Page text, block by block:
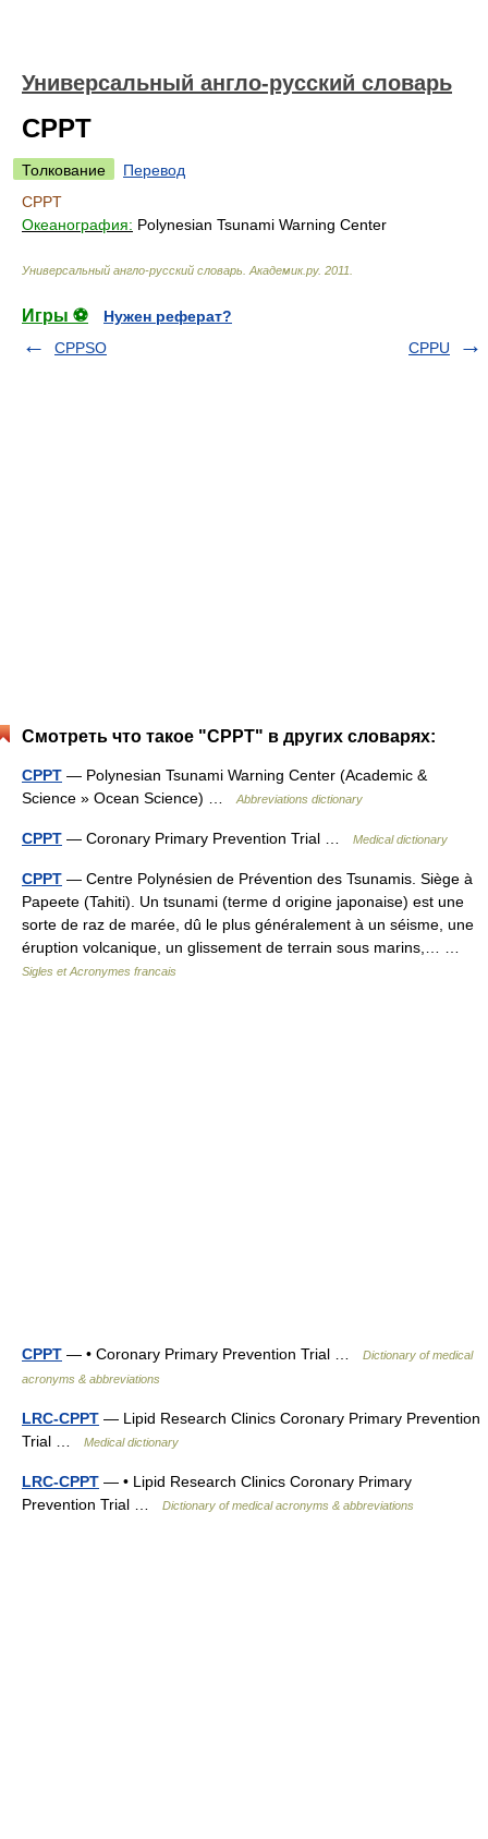
Универсальный англо-русский словарь
CPPT
Толкование
Перевод
CPPT
Океанография: Polynesian Tsunami Warning Center
Универсальный англо-русский словарь Академик.ру. 2011
Игры ⚽
Нужен реферат?
CPPSO
CPPU
Смотреть что такое "CPPT" в других словарях:
CPPT — Polynesian Tsunami Warning Center (Academic &
Science » Ocean Science) …
Abbreviations dictionary
CPPT — Coronary Primary Prevention Trial … Medical dictionary
CPPT — Centre Polynésien de Prévention des Tsunamis. Siège à
Papeete (Tahiti). Un tsunami (terme d origine japonaise) est une
sorte de raz de marée, dû le plus généralement à un séisme, une
éruption volcanique, un glissement de terrain sous marins,… …
Sigles et Acronymes francais
CPPT — • Coronary Primary Prevention Trial …
Dictionary of medical
acronyms & abbreviations
LRC-CPPT — Lipid Research Clinics Coronary Primary Prevention
Trial …
Medical dictionary
LRC-CPPT — • Lipid Research Clinics Coronary Primary
Prevention Trial …
Dictionary of medical acronyms & abbreviations